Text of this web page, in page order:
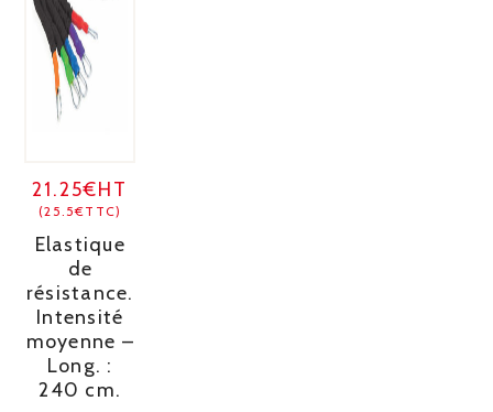
21.25€HT
(25.5€TTC)
Elastique
de
résistance.
Intensité
moyenne –
Long. :
240 cm.